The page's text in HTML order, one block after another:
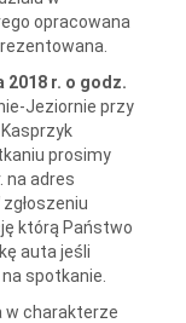
opracowana
2018 r. o godz.
Jeziornie przy
prosimy
na adres
zgłoszeniu
którą Państwo
auta jeśli
spotkanie.
w charakterze